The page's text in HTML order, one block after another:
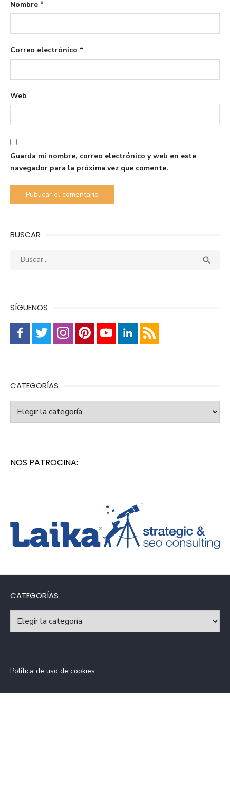
Nombre *
Correo electrónico *
Web
Guarda mi nombre, correo electrónico y web en este
navegador para la próxima vez que comente.
BUSCAR
Buscar: 
SÍGUENOS
CATEGORÍAS
Categorías
NOS PATROCINA:
CATEGORÍAS
Categorías
Política de uso de cookies